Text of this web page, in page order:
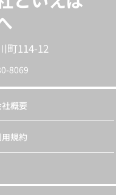
町114-12
8069
概要
規約